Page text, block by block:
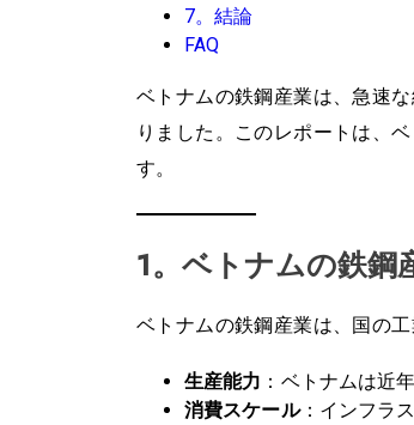
7。結論
FAQ
ベトナムの鉄鋼産業は、急速
りました。このレポートは、
す。
1。ベトナムの鉄鋼
ベトナムの鉄鋼産業は、国の
生産能力 ：ベトナムは近
消費スケール：インフラ